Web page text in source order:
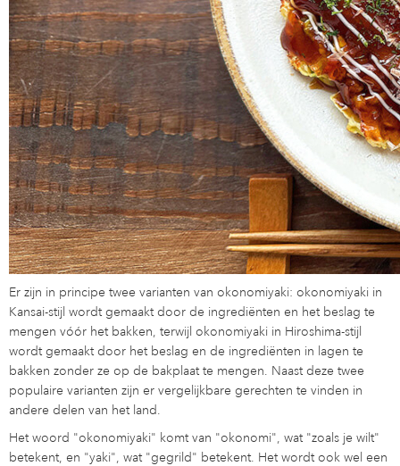
Er zijn in principe twee varianten van okonomiyaki: okonomiyaki in
Kansai-stijl wordt gemaakt door de ingrediënten en het beslag te
mengen vóór het bakken, terwijl okonomiyaki in Hiroshima-stijl
wordt gemaakt door het beslag en de ingrediënten in lagen te
bakken zonder ze op de bakplaat te mengen. Naast deze twee
populaire varianten zijn er vergelijkbare gerechten te vinden in
andere delen van het land.
Het woord "okonomiyaki" komt van "okonomi", wat "zoals je wilt"
betekent, en "yaki", wat "gegrild" betekent. Het wordt ook wel een